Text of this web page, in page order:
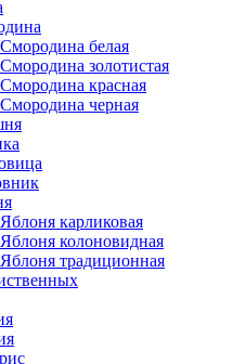
Смородина белая
Смородина золотистая
Смородина красная
Смородина черная
Яблоня карликовая
Яблоня колоновидная
Яблоня традиционная